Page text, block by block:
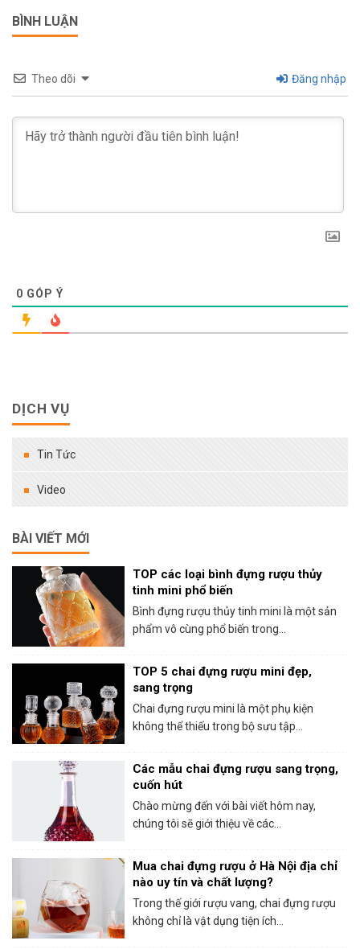
BÌNH LUẬN
Theo dõi Đăng nhập
0 GÓP Ý
DỊCH VỤ
Tin Tức
Video
BÀI VIẾT MỚI
TOP các loại bình đựng rượu thủy
tinh mini phổ biến
Bình đựng rượu thủy tinh mini là một sản
phẩm vô cùng phổ biến trong...
TOP 5 chai đựng rượu mini đẹp,
sang trọng
Chai đựng rượu mini là một phụ kiện
không thể thiếu trong bộ sưu tập...
Các mẫu chai đựng rượu sang trọng,
cuốn hút
Chào mừng đến với bài viết hôm nay,
chúng tôi sẽ giới thiệu về các...
Mua chai đựng rượu ở Hà Nội địa chỉ
nào uy tín và chất lượng?
Trong thế giới rượu vang, chai đựng rượu
không chỉ là vật dụng tiện ích...